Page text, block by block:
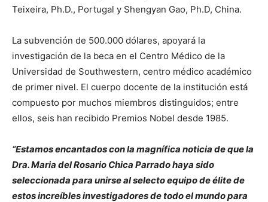
Teixeira, Ph.D., Portugal y Shengyan Gao, Ph.D, China.
La subvención de 500.000 dólares, apoyará la
investigación de la beca en el Centro Médico de la
Universidad de Southwestern, centro médico académico
de primer nivel. El cuerpo docente de la institución está
compuesto por muchos miembros distinguidos; entre
ellos, seis han recibido Premios Nobel desde 1985.
“Estamos encantados con la magnífica noticia de que la
Dra. Maria del Rosario Chica Parrado haya sido
seleccionada para unirse al selecto equipo de élite de
estos increíbles investigadores de todo el mundo para